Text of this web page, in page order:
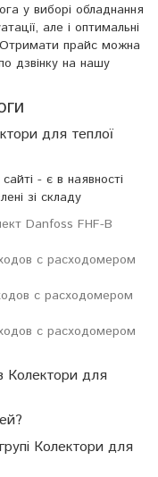
у виборі обладнання
але і оптимальні
прайс можна
дзвінку на нашу
для теплої
- є в наявності
зі складу
Danfoss FHF-B
с расходомером
с расходомером
с расходомером
Колектори для
Колектори для